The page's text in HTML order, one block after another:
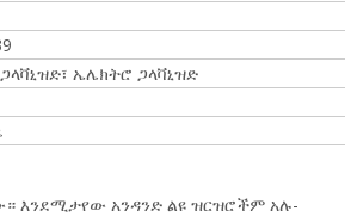
ኤሌክትሮ ጋላቫኒዝድ
እንደሚታየው አንዳንድ ልዩ ዝርዝሮችም አሉ-